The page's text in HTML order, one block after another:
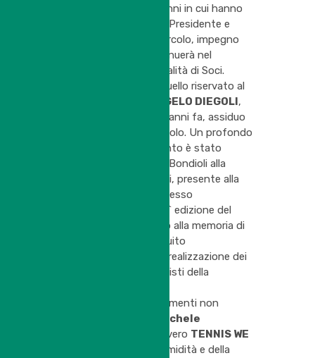
, negli anni in cui hanno
ricoperto le cariche di Presidente e
Vice Presidente del Circolo, impegno
che certamente continuerà nel
prossimo futuro in qualità di Soci.
Momento toccante quello riservato al
ANGELO DIEGOLI,
scomparso un paio di anni fa, assiduo
frequentatore del Circolo. Un profondo
e sentito ringraziamento è stato
rivolto dal Presidente Bondioli alla
stessa famiglia Diegoli, presente alla
cena, la quale ha permesso
l’intitolazione della 47^ edizione del
Torneo Sociale proprio alla memoria di
Angelo, ed ha contribuito
economicamente alla realizzazione dei
trofei destinati ai finalisti della
Nella lista dei ringraziamenti non
Michele
e Co., ovvero TENNIS WE
!!! Incuranti dell’umidità e della